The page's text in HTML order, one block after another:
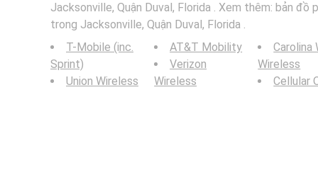
Jacksonville, Quận Duval, Florida . Xem thêm: bản đồ
trong Jacksonville, Quận Duval, Florida .
T-Mobile (inc.
Sprint)
Union Wireless
AT&T Mobility
Verizon
Wireless
Carolina
Wireless
Cellular